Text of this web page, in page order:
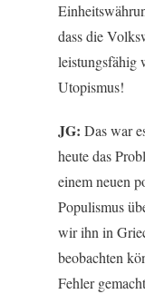
dass die
leistungsfähig
Utopismus!
JG: Das war
heute das
einem neuen
Populismus
wir ihn in
beobachten
Fehler